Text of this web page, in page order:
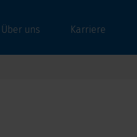
Über uns Karriere